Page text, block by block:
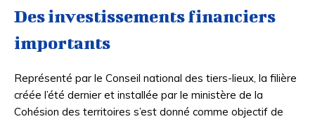
Des investissements financiers
importants
Représenté par le Conseil national des tiers-lieux, la filière
créée l’été dernier et installée par le ministère de la
Cohésion des territoires s’est donné comme objectif de